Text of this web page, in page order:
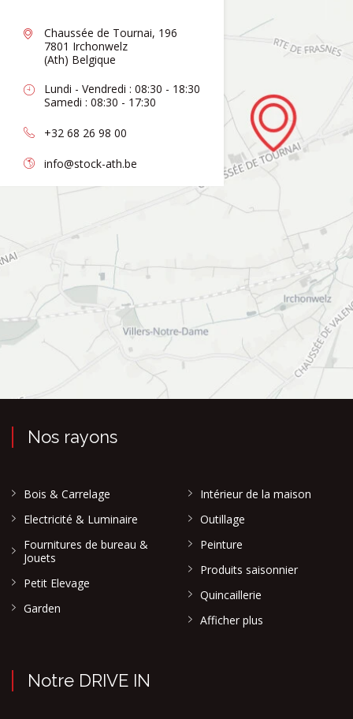
Chaussée de Tournai, 196
7801 Irchonwelz
(Ath) Belgique
Lundi - Vendredi : 08:30 - 18:30
Samedi : 08:30 - 17:30
+32 68 26 98 00
info@stock-ath.be
Nos rayons
Bois & Carrelage
Electricité & Luminaire
Fournitures de bureau &
Jouets
Petit Elevage
Garden
Intérieur de la maison
Outillage
Peinture
Produits saisonnier
Quincaillerie
Afficher plus
Notre DRIVE IN